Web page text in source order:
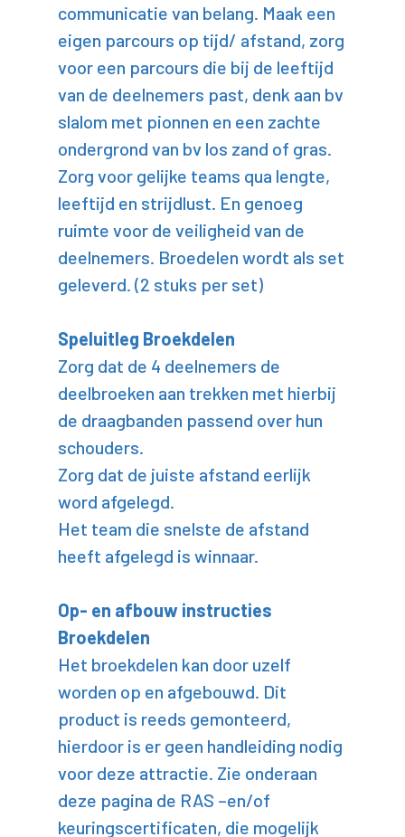
communicatie van belang. Maak een
eigen parcours op tijd/ afstand, zorg
voor een parcours die bij de leeftijd
van de deelnemers past, denk aan bv
slalom met pionnen en een zachte
ondergrond van bv los zand of gras.
Zorg voor gelijke teams qua lengte,
leeftijd en strijdlust. En genoeg
ruimte voor de veiligheid van de
deelnemers. Broedelen wordt als set
geleverd. (2 stuks per set)
Speluitleg Broekdelen
Zorg dat de 4 deelnemers de
deelbroeken aan trekken met hierbij
de draagbanden passend over hun
schouders.
Zorg dat de juiste afstand eerlijk
word afgelegd.
Het team die snelste de afstand
heeft afgelegd is winnaar.
Op- en afbouw instructies
Broekdelen
Het broekdelen kan door uzelf
worden op en afgebouwd. Dit
product is reeds gemonteerd,
hierdoor is er geen handleiding nodig
voor deze attractie. Zie onderaan
deze pagina de RAS –en/of
keuringscertificaten, die mogelijk